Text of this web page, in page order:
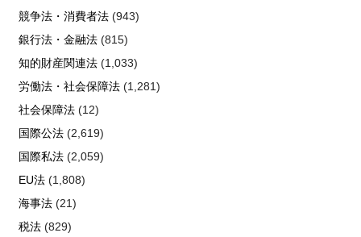
競争法・消費者法(943)
銀行法・金融法(815)
知的財産関連法(1,033)
労働法・社会保障法(1,281)
社会保障法(12)
国際公法(2,619)
国際私法(2,059)
EU法(1,808)
海事法(21)
税法(829)